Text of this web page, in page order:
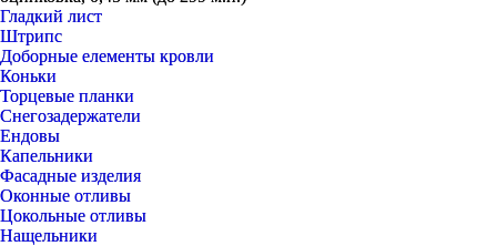
Гладкий лист
Штрипс
Доборные елементы кровли
Коньки
Торцевые планки
Снегозадержатели
Ендовы
Капельники
Фасадные изделия
Оконные отливы
Цокольные отливы
Нащельники